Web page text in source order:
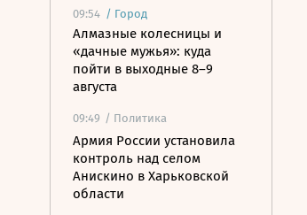
09:54 / Город
Алмазные колесницы и
«дачные мужья»: куда
пойти в выходные 8–9
августа
09:49 / Политика
Армия России установила
контроль над селом
Анискино в Харьковской
области